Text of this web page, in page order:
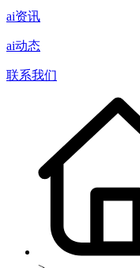
ai资讯
ai动态
联系我们